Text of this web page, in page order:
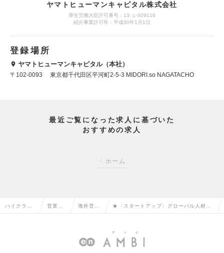
ヤマトヒューマンキャピタル株式会社
厚生労働大臣許可番号：13-ュ-309116
紹介事業許可年：平成30年1月1日
登録場所
ヤマトヒューマンキャピタル（本社）
〒102-0093 東京都千代田区平河町2-5-3 MIDORI.so NAGATACHO
最近ご覧になった求人に基づいた
おすすめの求人
ホーム
ハイクラス 営業系 海外営業 ★〈スタートアップ〉グローバル人材、